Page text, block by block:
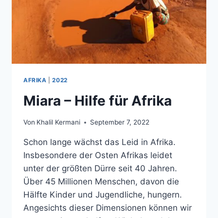
AFRIKA |2022
Miara – Hilfe für Afrika
Von Khalil Kermani September 7, 2022
Schon lange wächst das Leid in Afrika.
Insbesondere der Osten Afrikas leidet
unter der größten Dürre seit 40 Jahren.
Über 45 Millionen Menschen, davon die
Hälfte Kinder und Jugendliche, hungern.
Angesichts dieser Dimensionen können wir